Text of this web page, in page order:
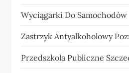
Wyciągarki Do Samochodów
Zastrzyk Antyalkoholowy
Przedszkola Publiczne